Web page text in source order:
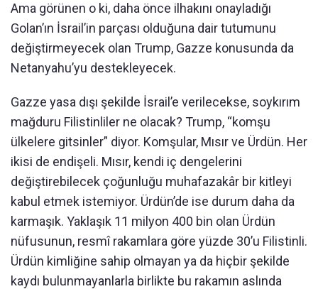
Ama görünen o ki, daha önce ilhakını onayladığı
Golan’ın İsrail’in parçası olduğuna dair tutumunu
değiştirmeyecek olan Trump, Gazze konusunda da
Netanyahu’yu destekleyecek.
Gazze yasa dışı şekilde İsrail’e verilecekse, soykırım
mağduru Filistinliler ne olacak? Trump, “komşu
ülkelere gitsinler” diyor. Komşular, Mısır ve Ürdün. Her
ikisi de endişeli. Mısır, kendi iç dengelerini
değiştirebilecek çoğunluğu muhafazakâr bir kitleyi
kabul etmek istemiyor. Ürdün’de ise durum daha da
karmaşık. Yaklaşık 11 milyon 400 bin olan Ürdün
nüfusunun, resmî rakamlara göre yüzde 30’u Filistinli.
Ürdün kimliğine sahip olmayan ya da hiçbir şekilde
kaydı bulunmayanlarla birlikte bu rakamın aslında